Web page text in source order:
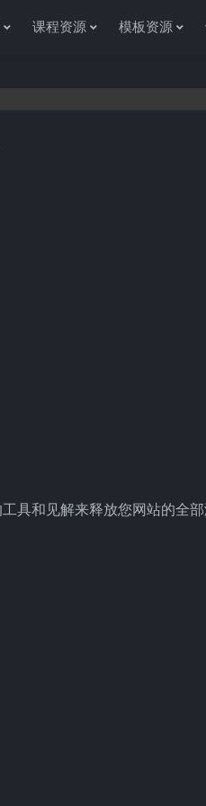
课程资源 模板资源
具和见解来释放您网站的全